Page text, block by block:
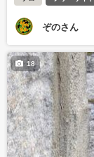
ぞのさん
18